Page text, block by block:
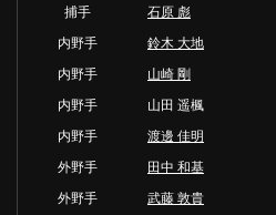
捕手
石原 彪
内野手
鈴木 大地
内野手
山崎 剛
内野手
山田 遥楓
内野手
渡邊 佳明
外野手
田中 和基
外野手
武藤 敦貴